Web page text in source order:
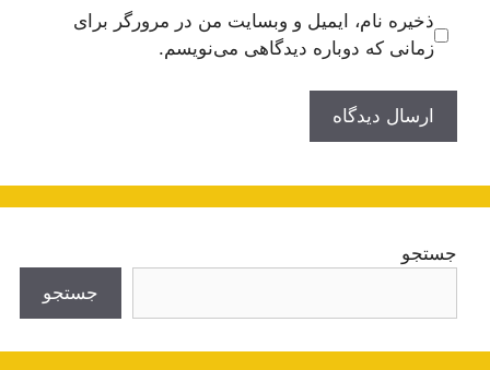
ذخیره نام، ایمیل و وبسایت من در مرورگر برای
زمانی که دوباره دیدگاهی می‌نویسم.
جستجو
جستجو